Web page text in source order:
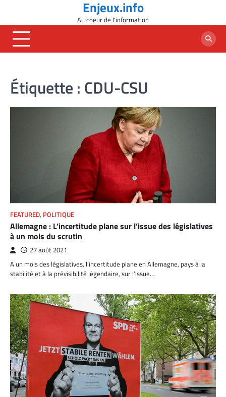
content
Enjeux.info
Au coeur de l'information
Étiquette : CDU-CSU
FEATURED, POLITIQUE
Allemagne : L’incertitude plane sur l’issue des législatives
à un mois du scrutin
27 août 2021
A un mois des législatives, l’incertitude plane en Allemagne, pays à la
stabilité et à la prévisibilité légendaire, sur l’issue…